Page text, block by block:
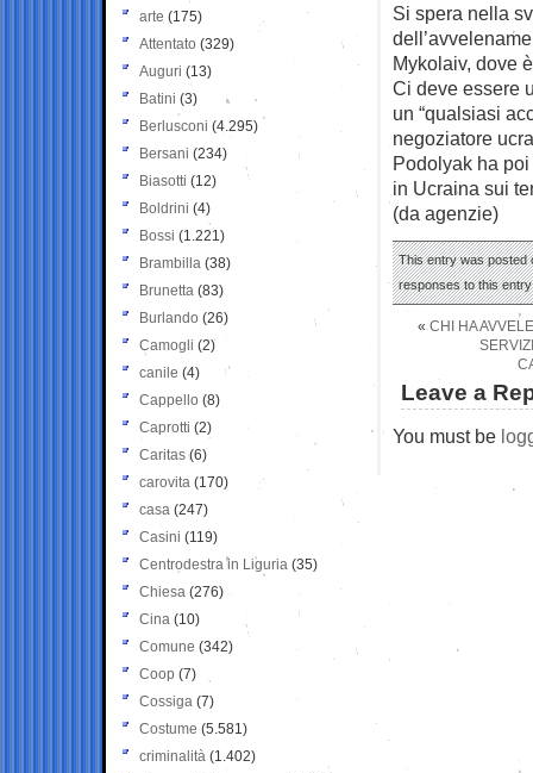
Si spera nella
Mykolaiv, dove
Ci deve essere
un “qualsiasi
negoziatore
Podolyak ha
in Ucraina sui
(da agenzie)
This entry was posted
responses to this
«CHI HA
Leave a
You must be
arte (175)
Attentato (329)
Auguri (13)
Batini (3)
Berlusconi (4.295)
Bersani (234)
Biasotti (12)
Boldrini (4)
Bossi (1.221)
Brambilla (38)
Brunetta (83)
Burlando (26)
Camogli (2)
canile (4)
Cappello (8)
Caprotti (2)
Caritas (6)
carovita (170)
casa (247)
Casini (119)
Centrodestra in Liguria (35)
Chiesa (276)
Cina (10)
Comune (342)
Coop (7)
Cossiga (7)
Costume (5.581)
criminalità (1.402)